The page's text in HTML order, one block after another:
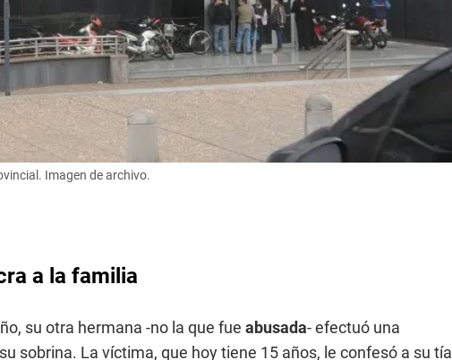
Imagen de archivo.
a la familia
su otra hermana -no la que fue abusada- efectuó una
sobrina. La víctima, que hoy tiene 15 años, le confesó a su tía